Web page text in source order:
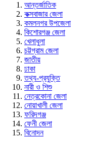
আন্তর্জাতিক
কক্সবাজার জেলা
কমলনগর উপজেলা
কিশোরগঞ্জ জেলা
খেলাধুলা
চট্টগ্রাম জেলা
জাতীয়
ঢাকা
তথ্য-প্রযুক্তি
নারী ও শিশু
নেত্রকোনা জেলা
নোয়াখালী জেলা
ফরিদগঞ্জ
ফেনী জেলা
বিনোদন